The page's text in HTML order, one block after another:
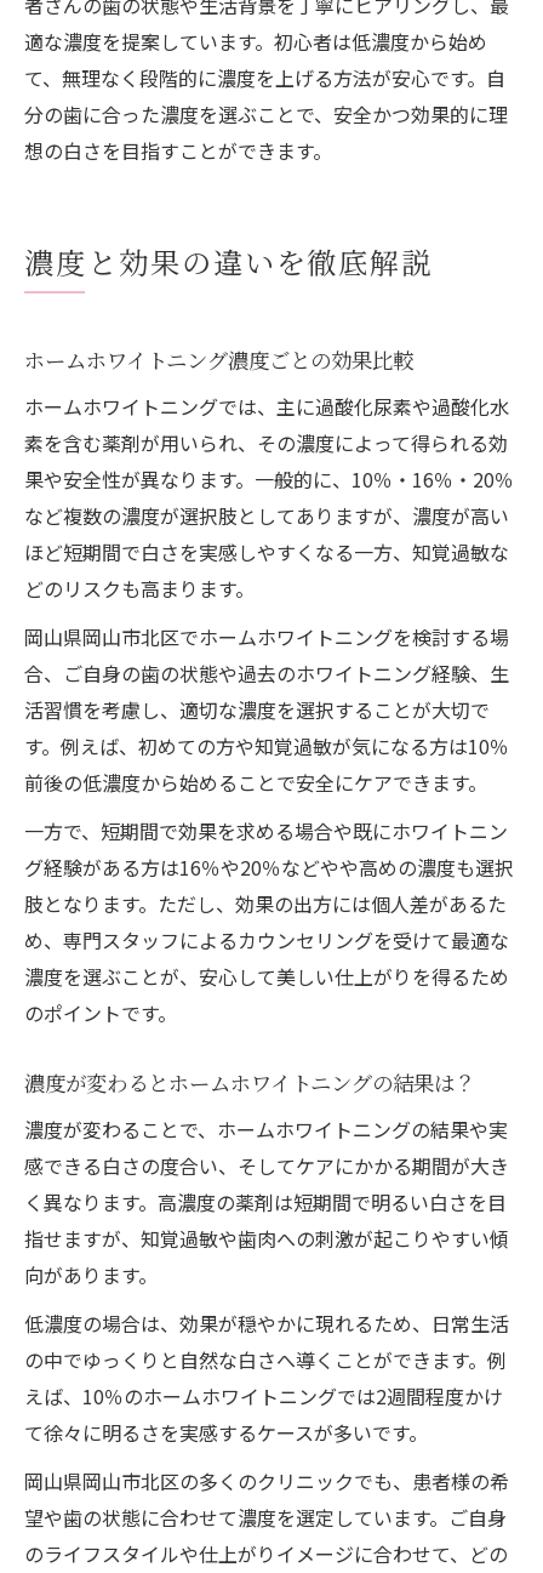
適な濃度を提案しています。初心者は低濃度から始め
て、無理なく段階的に濃度を上げる方法が安心です。自
分の歯に合った濃度を選ぶことで、安全かつ効果的に理
想の白さを目指すことができます。
濃度と効果の違いを徹底解説
ホームホワイトニング濃度ごとの効果比較
ホームホワイトニングでは、主に過酸化尿素や過酸化水
素を含む薬剤が用いられ、その濃度によって得られる効
果や安全性が異なります。一般的に、10％・16％・20％
など複数の濃度が選択肢としてありますが、濃度が高い
ほど短期間で白さを実感しやすくなる一方、知覚過敏な
どのリスクも高まります。
岡山県岡山市北区でホームホワイトニングを検討する場
合、ご自身の歯の状態や過去のホワイトニング経験、生
活習慣を考慮し、適切な濃度を選択することが大切で
す。例えば、初めての方や知覚過敏が気になる方は10％
前後の低濃度から始めることで安全にケアできます。
一方で、短期間で効果を求める場合や既にホワイトニン
グ経験がある方は16％や20％などやや高めの濃度も選択
肢となります。ただし、効果の出方には個人差があるた
め、専門スタッフによるカウンセリングを受けて最適な
濃度を選ぶことが、安心して美しい仕上がりを得るため
のポイントです。
濃度が変わるとホームホワイトニングの結果は？
濃度が変わることで、ホームホワイトニングの結果や実
感できる白さの度合い、そしてケアにかかる期間が大き
く異なります。高濃度の薬剤は短期間で明るい白さを目
指せますが、知覚過敏や歯肉への刺激が起こりやすい傾
向があります。
低濃度の場合は、効果が穏やかに現れるため、日常生活
の中でゆっくりと自然な白さへ導くことができます。例
えば、10％のホームホワイトニングでは2週間程度かけ
て徐々に明るさを実感するケースが多いです。
岡山県岡山市北区の多くのクリニックでも、患者様の希
望や歯の状態に合わせて濃度を選定しています。ご自身
のライフスタイルや仕上がりイメージに合わせて、どの